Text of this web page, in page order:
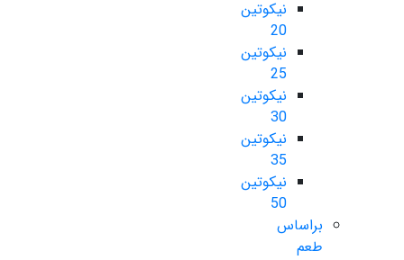
نیکوتین
20
نیکوتین
25
نیکوتین
30
نیکوتین
35
نیکوتین
50
براساس
طعم